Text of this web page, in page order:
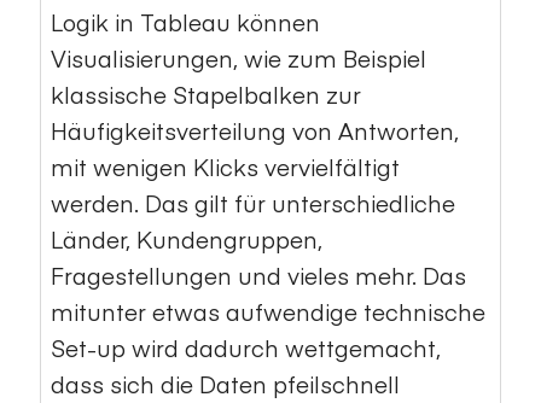
Logik in Tableau können
Visualisierungen, wie zum Beispiel
klassische Stapelbalken zur
Häufigkeitsverteilung von Antworten,
mit wenigen Klicks vervielfältigt
werden. Das gilt für unterschiedliche
Länder, Kundengruppen,
Fragestellungen und vieles mehr. Das
mitunter etwas aufwendige technische
Set-up wird dadurch wettgemacht,
dass sich die Daten pfeilschnell